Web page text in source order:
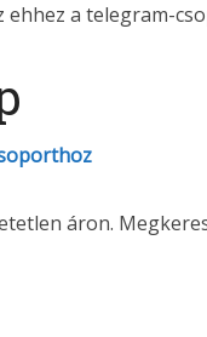
ehhez a telegram-
áron.